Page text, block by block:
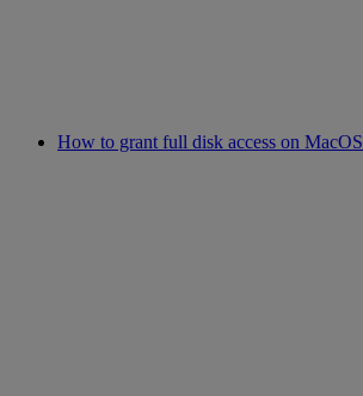
How to grant full disk access on MacOS